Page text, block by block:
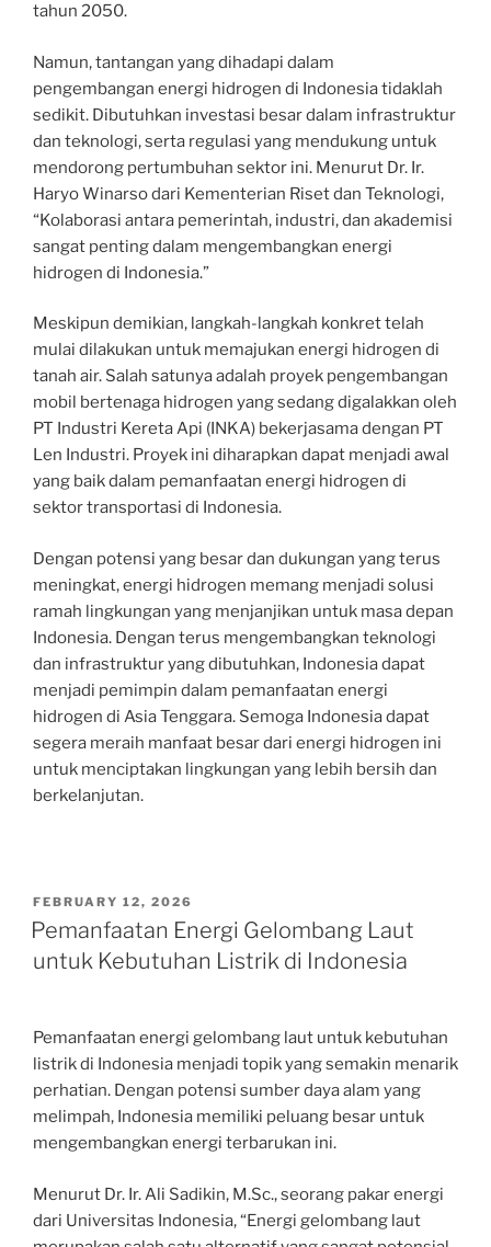
tahun 2050.
Namun, tantangan yang dihadapi dalam
pengembangan energi hidrogen di Indonesia tidaklah
sedikit. Dibutuhkan investasi besar dalam infrastruktur
dan teknologi, serta regulasi yang mendukung untuk
mendorong pertumbuhan sektor ini. Menurut Dr. Ir.
Haryo Winarso dari Kementerian Riset dan Teknologi,
“Kolaborasi antara pemerintah, industri, dan akademisi
sangat penting dalam mengembangkan energi
hidrogen di Indonesia.”
Meskipun demikian, langkah-langkah konkret telah
mulai dilakukan untuk memajukan energi hidrogen di
tanah air. Salah satunya adalah proyek pengembangan
mobil bertenaga hidrogen yang sedang digalakkan oleh
PT Industri Kereta Api (INKA) bekerjasama dengan PT
Len Industri. Proyek ini diharapkan dapat menjadi awal
yang baik dalam pemanfaatan energi hidrogen di
sektor transportasi di Indonesia.
Dengan potensi yang besar dan dukungan yang terus
meningkat, energi hidrogen memang menjadi solusi
ramah lingkungan yang menjanjikan untuk masa depan
Indonesia. Dengan terus mengembangkan teknologi
dan infrastruktur yang dibutuhkan, Indonesia dapat
menjadi pemimpin dalam pemanfaatan energi
hidrogen di Asia Tenggara. Semoga Indonesia dapat
segera meraih manfaat besar dari energi hidrogen ini
untuk menciptakan lingkungan yang lebih bersih dan
berkelanjutan.
POSTED
ON
FEBRUARY 12, 2026
Pemanfaatan Energi Gelombang Laut
untuk Kebutuhan Listrik di Indonesia
Pemanfaatan energi gelombang laut untuk kebutuhan
listrik di Indonesia menjadi topik yang semakin menarik
perhatian. Dengan potensi sumber daya alam yang
melimpah, Indonesia memiliki peluang besar untuk
mengembangkan energi terbarukan ini.
Menurut Dr. Ir. Ali Sadikin, M.Sc., seorang pakar energi
dari Universitas Indonesia, “Energi gelombang laut